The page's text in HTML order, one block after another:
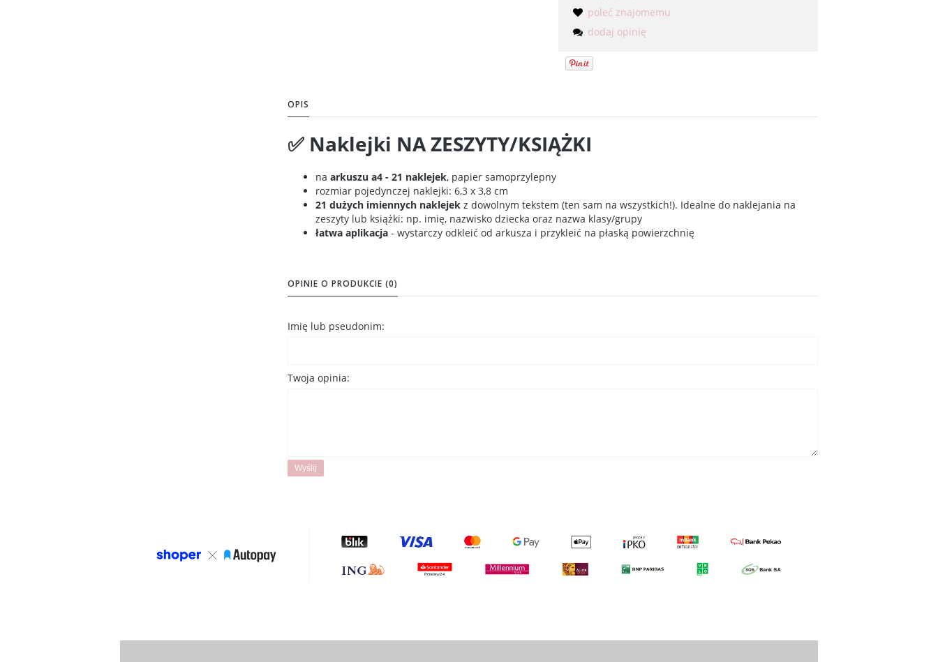
poleć znajomemu
dodaj opinię
OPIS
✅ Naklejki NA ZESZYTY/KSIĄŻKI
na arkuszu a4 - 21 naklejek, papier samoprzylepny
rozmiar pojedynczej naklejki: 6,3 x 3,8 cm
21 dużych imiennych naklejek z dowolnym tekstem (ten sam na wszystkich!). Idealne do naklejania na
zeszyty lub książki: np. imię, nazwisko dziecka oraz nazwa klasy/grupy
łatwa aplikacja - wystarczy odkleić od arkusza i przykleić na płaską powierzchnię
OPINIE O PRODUKCIE (0)
Imię lub pseudonim:
Twoja opinia:
Wyślij